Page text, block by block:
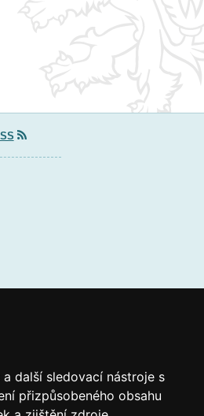
další sledovací nástroje s
přizpůsobeného obsahu